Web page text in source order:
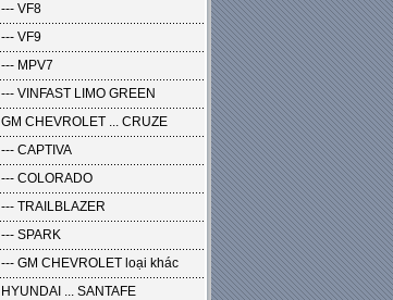
--- VF8
--- VF9
--- MPV7
--- VINFAST LIMO GREEN
GM CHEVROLET ... CRUZE
--- CAPTIVA
--- COLORADO
--- TRAILBLAZER
--- SPARK
--- GM CHEVROLET loại khác
HYUNDAI ... SANTAFE